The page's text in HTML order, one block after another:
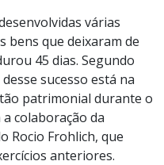
várias
bens que deixaram de
45 dias. Segundo
sucesso está na
patrimonial durante o
colaboração da
Rocio Frohlich, que
anteriores.